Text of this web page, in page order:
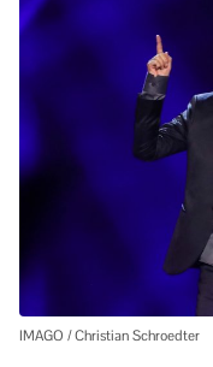
IMAGO / Christian Schroedter